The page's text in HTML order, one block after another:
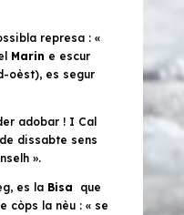
represa : «
Marin e escur
oèst), es segur
adobar ! I Cal
dissabte sens
».
es la Bisa que
còps la nèu : « se